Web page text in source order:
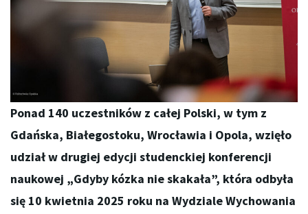
Ponad 140 uczestników z całej Polski, w tym z
Gdańska, Białegostoku, Wrocławia i Opola, wzięło
udział w drugiej edycji studenckiej konferencji
naukowej „Gdyby kózka nie skakała”, która odbyła
się 10 kwietnia 2025 roku na Wydziale Wychowania